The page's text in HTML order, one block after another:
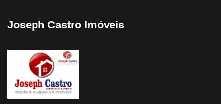
Joseph Castro Imóveis